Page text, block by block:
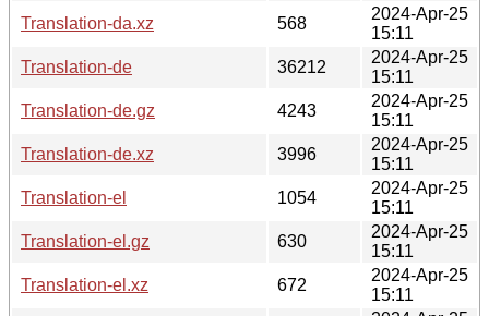
Translation-da.xz
568
2024-Apr-25
15:11
Translation-de
36212
2024-Apr-25
15:11
Translation-de.gz
4243
2024-Apr-25
15:11
Translation-de.xz
3996
2024-Apr-25
15:11
Translation-el
1054
2024-Apr-25
15:11
Translation-el.gz
630
2024-Apr-25
15:11
Translation-el.xz
672
2024-Apr-25
15:11